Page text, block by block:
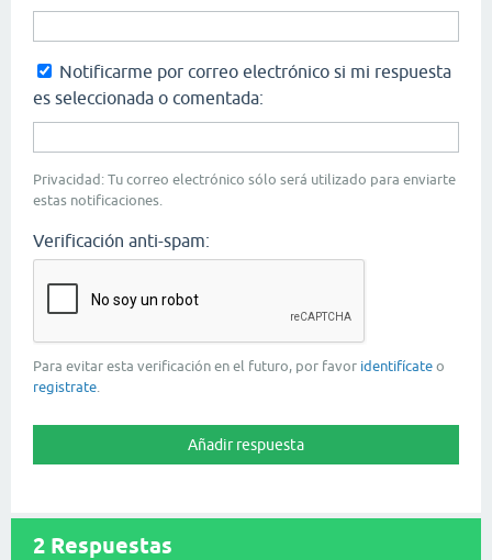
Notificarme por correo electrónico si mi respuesta
es seleccionada o comentada:
Privacidad: Tu correo electrónico sólo será utilizado para enviarte
estas notificaciones.
Verificación anti-spam:
Para evitar esta verificación en el futuro, por favor identifícate o
registrate
2 Respuestas